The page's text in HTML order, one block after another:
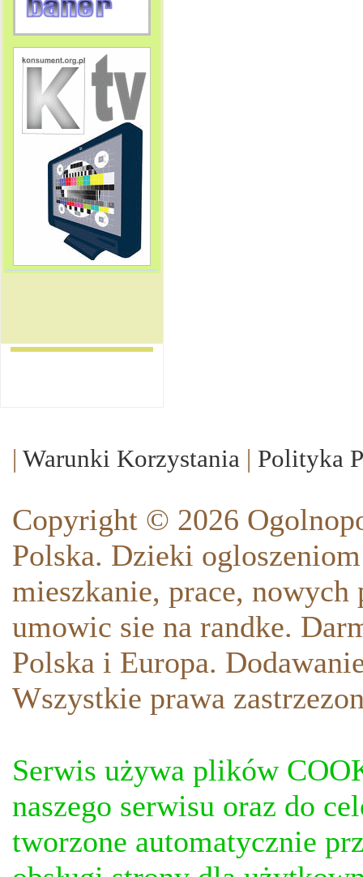
| Warunki Korzystania | Polityka
Copyright © 2026
Polska. Dzieki
mieszkanie, prace,
umowic sie na randke.
Polska i Europa.
Wszystkie prawa
Serwis używa plików
naszego serwisu oraz do
tworzone automatycznie